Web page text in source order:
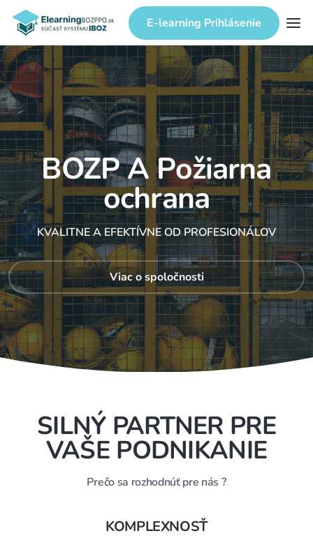
E-learning Prihlásenie
BOZP A Požiarna
ochrana
KVALITNE A EFEKTÍVNE OD PROFESIONÁLOV
Viac o spoločnosti
SILNÝ PARTNER PRE
VAŠE PODNIKANIE
Prečo sa rozhodnúť pre nás ?
KOMPLEXNOSŤ